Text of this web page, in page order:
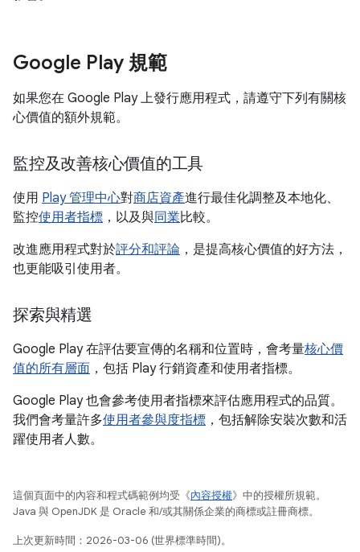
Google Play 規範
如果您在 Google Play 上發行應用程式，請遵守下列有關核
心價值的額外規範。
監控及改善核心價值的工具
使用 Play 管理中心對商店資產進行最佳化調整及本地化、
監控使用者指標 ，以及與同業比較。
改進應用程式對於評分和評論 ，是提高核心價值的好方法，
也更能吸引使用者。
探索與精選
Google Play 在評估要宣傳的名稱和位置時，會考量核心價
值的所有層面 ，包括 Play 行銷資產和使用者指標。
Google Play 也會參考使用者指標來評估應用程式的品質。
我們會考量許多使用者參與度指標 ，包括解除安裝次數和活
躍使用者人數。
這個頁面中的內容和程式碼範例均受《內容授權》中的授權所規範。
Java 與 OpenJDK 是 Oracle 和/或其關係企業的商標或註冊商標。
上次更新時間：2026-03-06 (世界標準時間)。